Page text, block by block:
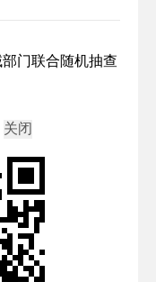
门联合随机抽查